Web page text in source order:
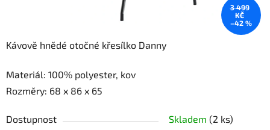
Kávově hnědé otočné křesílko Danny
Materiál: 100% polyester, kov
Rozměry: 68 x 86 x 65
Dostupnost Skladem (2 ks)
3 499
KČ
–42 %